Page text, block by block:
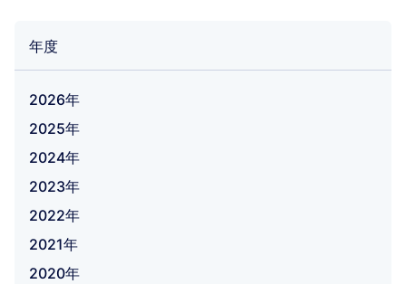
年度
2026年
2025年
2024年
2023年
2022年
2021年
2020年